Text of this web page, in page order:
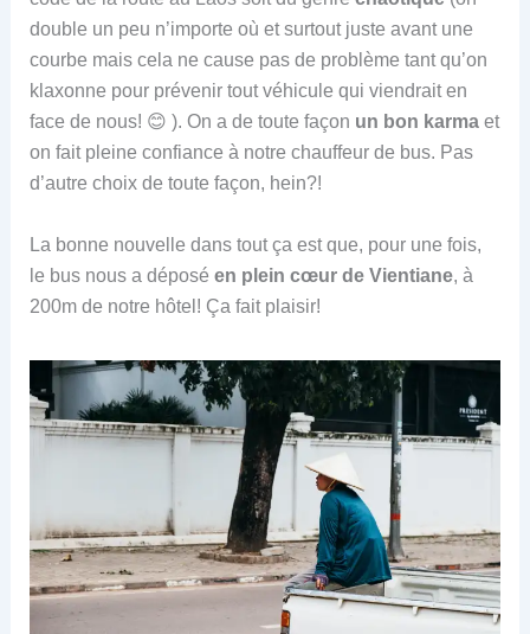
double un peu n’importe où et surtout juste avant une
courbe mais cela ne cause pas de problème tant qu’on
klaxonne pour prévenir tout véhicule qui viendrait en
face de nous! 😊 ). On a de toute façon un bon karmaet
on fait pleine confiance à notre chauffeur de bus. Pas
d’autre choix de toute façon, hein?!
La bonne nouvelle dans tout ça est que, pour une fois,
le bus nous a déposé en plein cœur de Vientiane, à
200m de notre hôtel! Ça fait plaisir!